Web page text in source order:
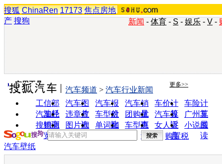
搜狐 ChinaRen 17173 焦点房地
产 搜狗 新闻 - 体育 - S - 娱乐 - V -
实用工具 更多>>
工信部
油耗
汽车图
片
汽车报
价
汽车销
量
车价计
算
车险计
算
汽车经
销商
违章查
询
车型对
比
团购优
惠
汽车投
诉
广州车
展
搜狗浏
览器
图片欣
赏
单词翻
车型查
询
女人宝
典
小说阅
读
汽车频道 > 汽车行业新闻
购置税
汽车壁纸